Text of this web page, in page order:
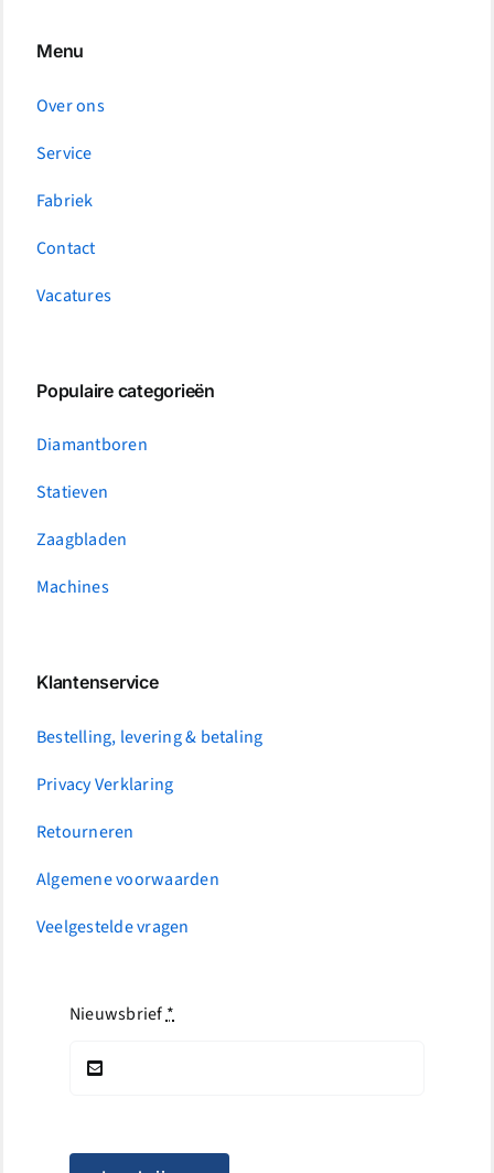
Menu
Over ons
Service
Fabriek
Contact
Vacatures
Populaire categorieën
Diamantboren
Statieven
Zaagbladen
Machines
Klantenservice
Bestelling, levering & betaling
Privacy Verklaring
Retourneren
Algemene voorwaarden
Veelgestelde vragen
Nieuwsbrief*